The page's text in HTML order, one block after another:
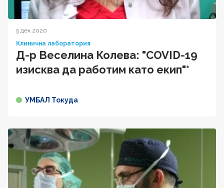
5 дек 2020
Клинична лаборатория
Д-р Веселина Колева: "COVID-19
изисква да работим като екип"*
УМБАЛ Токуда